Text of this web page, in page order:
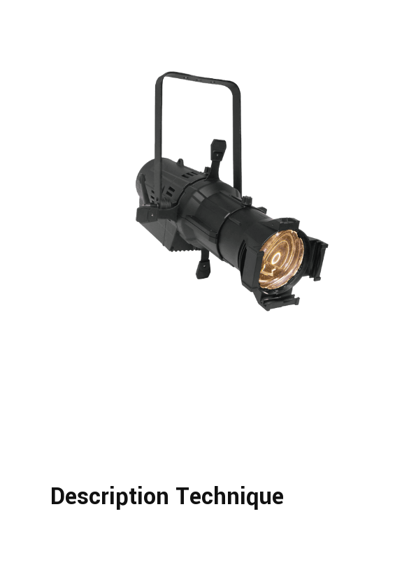
Description Technique